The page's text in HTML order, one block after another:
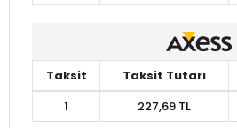
Taksit Taksit Tutarı
1
227,69 TL